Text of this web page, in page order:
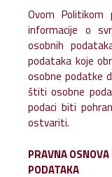
Ovom Politikom
informacije o
osobnih
podataka koje
osobne podatke
štiti osobne
podaci biti
ostvariti.
PRAVNA
PODATAKA